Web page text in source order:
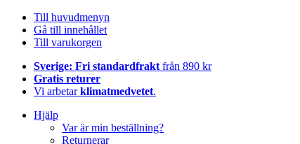
Till huvudmenyn
Gå till innehållet
Till varukorgen
Sverige: Fri standardfrakt från 890 kr
Gratis returer
Vi arbetarklimatmedvetet.
Hjälp
Var är min beställning?
Returnerar